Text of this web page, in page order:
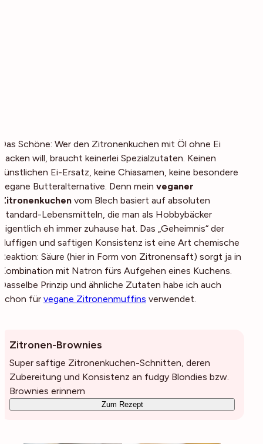
Das Schöne: Wer den Zitronenkuchen mit Öl ohne Ei
backen will, braucht keinerlei Spezialzutaten. Keinen
künstlichen Ei-Ersatz, keine Chiasamen, keine besondere
vegane Butteralternative. Denn mein veganer
Zitronenkuchen vom Blech basiert auf absoluten
Standard-Lebensmitteln, die man als Hobbybäcker
eigentlich eh immer zuhause hat. Das „Geheimnis“ der
fluffigen und saftigen Konsistenz ist eine Art chemische
Reaktion: Säure (hier in Form von Zitronensaft) sorgt ja in
Kombination mit Natron fürs Aufgehen eines Kuchens.
Dasselbe Prinzip und ähnliche Zutaten habe ich auch
schon für vegane Zitronenmuffins verwendet.
Zitronen-Brownies
Super saftige Zitronenkuchen-Schnitten, deren
Zubereitung und Konsistenz an fudgy Blondies bzw.
Brownies erinnern
Zum Rezept